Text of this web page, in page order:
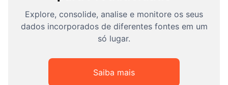
Explore, consolide, analise e monitore os seus
dados incorporados de diferentes fontes em um
só lugar.
Saiba mais